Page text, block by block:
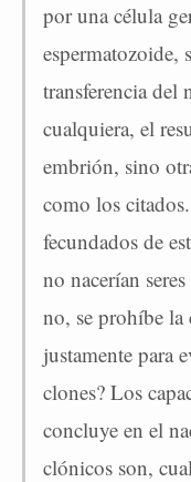
por una célula
espermatozoide,
transferencia del
cualquiera, el
embrión, sino
como los
fecundados de
no nacerían
no, se prohíbe
justamente para
clones? Los
concluye en el
clónicos son,